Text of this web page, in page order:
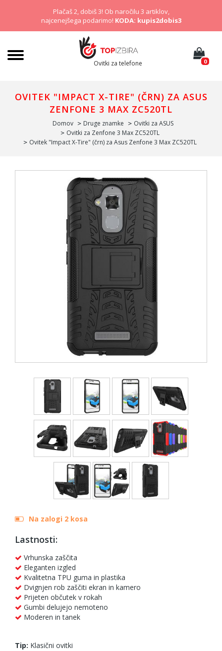
Plačaš 2, dobiš 3! Ob naročilu 3 artiklov,
najcenejšega podarimo! KODA: kupis2dobis3
Ovitki za telefone 0
OVITEK "IMPACT X-TIRE" (ČRN) ZA ASUS
ZENFONE 3 MAX ZC520TL
Domov Druge znamke
Ovitki za ASUS
Ovitki za Zenfone 3 Max ZC520TL
Ovitek "Impact X-Tire" (črn) za Asus Zenfone 3 Max ZC520TL
Na zalogi 2 kosa
Lastnosti:
Vrhunska zaščita
Eleganten izgled
Kvalitetna TPU guma in plastika
Dvignjen rob zaščiti ekran in kamero
Prijeten občutek v rokah
Gumbi delujejo nemoteno
Moderen in tanek
Tip: Klasični ovitki